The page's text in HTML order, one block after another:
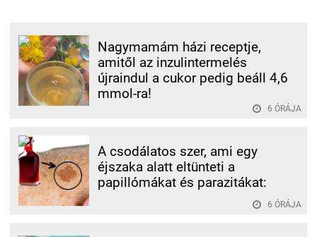
Nagymamám házi receptje,
amitől az inzulintermelés
újraindul a cukor pedig beáll 4,6
mmol-ra!
6 ÓRÁJA
A csodálatos szer, ami egy
éjszaka alatt eltünteti a
papillómákat és parazitákat:
6 ÓRÁJA